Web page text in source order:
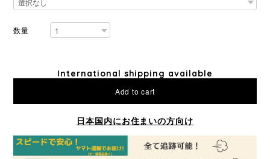
数量
International shipping available
Add to cart
日本国内にお住まいの方向け